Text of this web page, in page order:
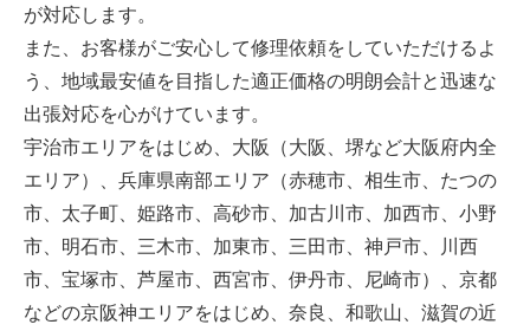
が対応します。
また、お客様がご安心して修理依頼をしていただけるよ
う、地域最安値を目指した適正価格の明朗会計と迅速な
出張対応を心がけています。
宇治市エリアをはじめ、大阪（大阪、堺など大阪府内全
エリア）、兵庫県南部エリア（赤穂市、相生市、たつの
市、太子町、姫路市、高砂市、加古川市、加西市、小野
市、明石市、三木市、加東市、三田市、神戸市、川西
市、宝塚市、芦屋市、西宮市、伊丹市、尼崎市）、京都
などの京阪神エリアをはじめ、奈良、和歌山、滋賀の近